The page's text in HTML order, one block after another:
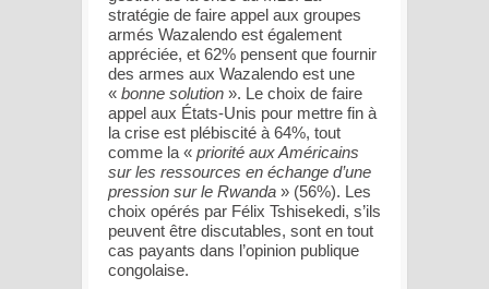
stratégie de faire appel aux groupes
armés Wazalendo est également
appréciée, et 62% pensent que fournir
des armes aux Wazalendo est une
« bonne solution ». Le choix de faire
appel aux États-Unis pour mettre fin à
la crise est plébiscité à 64%, tout
comme la « priorité aux Américains
sur les ressources en échange d’une
pression sur le Rwanda » (56%). Les
choix opérés par Félix Tshisekedi, s’ils
peuvent être discutables, sont en tout
cas payants dans l’opinion publique
congolaise.